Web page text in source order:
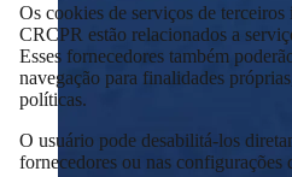
Os cookies de serviços de
CRCPR estão relacionados a
Esses fornecedores também
navegação para finalidades
políticas.
O usuário pode desabilitá-los
fornecedores ou nas configurações